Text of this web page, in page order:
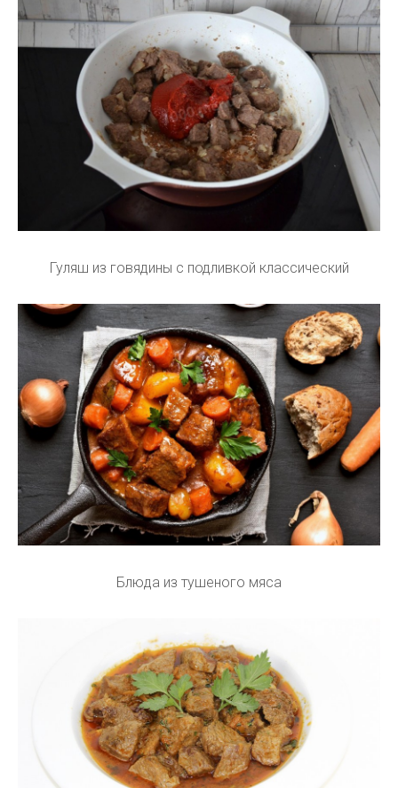
Гуляш из говядины с подливкой классический
Блюда из тушеного мяса